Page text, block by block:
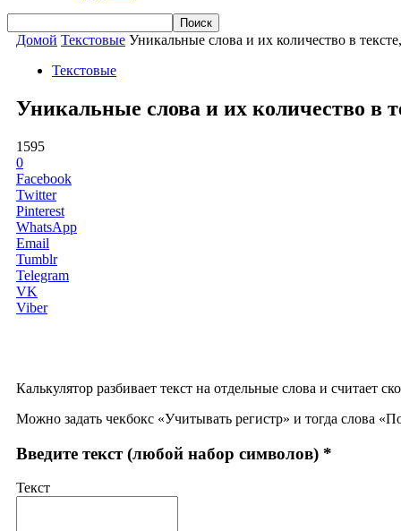
Домой Текстовые Уникальные слова и их количество в
Текстовые
Уникальные слова и их количество в
1595
0
Facebook
Twitter
Pinterest
WhatsApp
Email
Tumblr
Telegram
VK
Viber
Калькулятор разбивает текст на отдельные слова и считает
Можно задать чекбокс «Учитывать регистр» и тогда слова
Введите текст (любой набор символов) *
Текст